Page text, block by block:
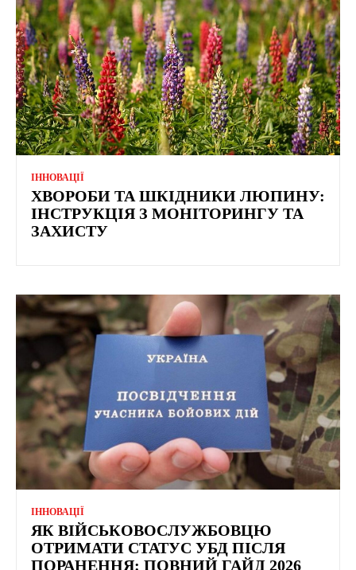
ІННОВАЦІЇ
ХВОРОБИ ТА ШКІДНИКИ ЛЮПИНУ:
ІНСТРУКЦІЯ З МОНІТОРИНГУ ТА
ЗАХИСТУ
ІННОВАЦІЇ
ЯК ВІЙСЬКОВОСЛУЖБОВЦЮ
ОТРИМАТИ СТАТУС УБД ПІСЛЯ
ПОРАНЕННЯ: ПОВНИЙ ГАЙД 2026